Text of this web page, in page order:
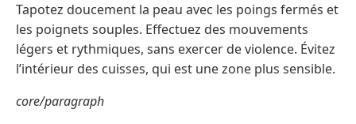
Tapotez doucement la peau avec les poings fermés et
les poignets souples. Effectuez des mouvements
légers et rythmiques, sans exercer de violence. Évitez
l’intérieur des cuisses, qui est une zone plus sensible.
core/paragraph